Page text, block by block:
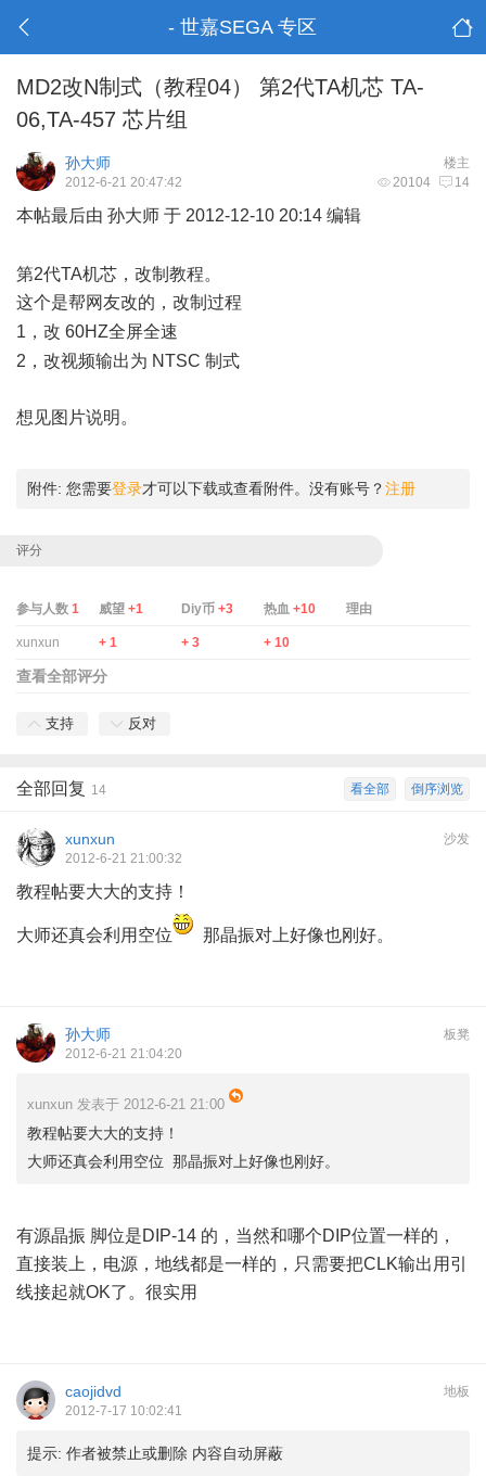
- 世嘉SEGA 专区
MD2改N制式（教程04） 第2代TA机芯 TA-
06,TA-457 芯片组
楼主
孙大师
20104 14
2012-6-21 20:47:42
本帖最后由 孙大师 于 2012-12-10 20:14 编辑
第2代TA机芯，改制教程。
这个是帮网友改的，改制过程
1，改 60HZ全屏全速
2，改视频输出为 NTSC 制式
想见图片说明。
附件: 您需要登录才可以下载或查看附件。没有账号？注册
评分
参与人数 1 威望 +1 Diy币 +3 热血 +10 理由
xunxun + 1 + 3 + 10
查看全部评分
支持 反对
倒序浏览
看全部
全部回复 14
沙发
xunxun
2012-6-21 21:00:32
教程帖要大大的支持！
大师还真会利用空位 那晶振对上好像也刚好。
板凳
孙大师
2012-6-21 21:04:20
xunxun 发表于 2012-6-21 21:00
教程帖要大大的支持！
大师还真会利用空位 那晶振对上好像也刚好。
有源晶振 脚位是DIP-14 的，当然和哪个DIP位置一样的，
直接装上，电源，地线都是一样的，只需要把CLK输出用引
线接起就OK了。很实用
地板
caojidvd
2012-7-17 10:02:41
提示: 作者被禁止或删除 内容自动屏蔽